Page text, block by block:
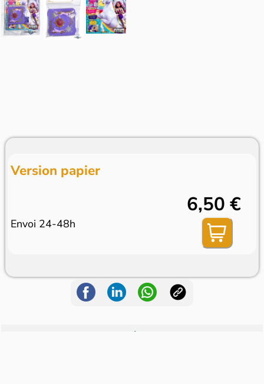
Version papier
Envoi 24-48h
6,50 €
Dans le même rayon